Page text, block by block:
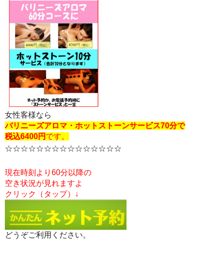
女性客様なら
バリニーズアロマ・ホットストーンサービス70分で
税込6400円 です。
☆☆☆☆☆☆☆☆☆☆☆☆☆☆☆
現在時刻より60分以降の
空き状況が見れますよ
クリック（タップ）↓
どうぞご利用ください。